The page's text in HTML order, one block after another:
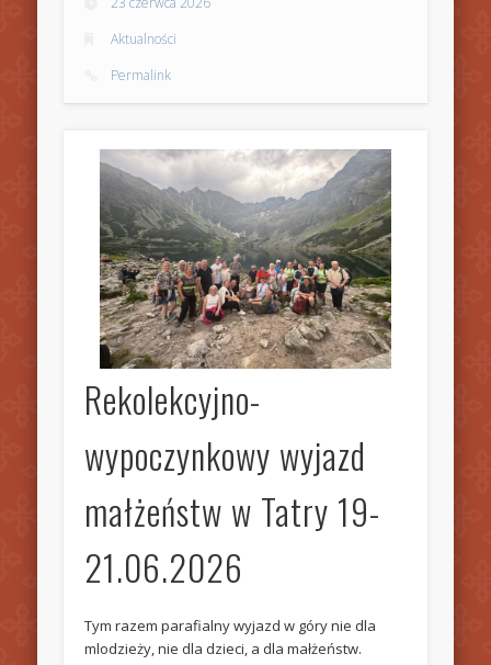
Aktualności
Permalink
Rekolekcyjno-
wypoczynkowy wyjazd
małżeństw w Tatry 19-
21.06.2026
Tym razem parafialny wyjazd w góry nie dla
mlodzieży, nie dla dzieci, a dla małżeństw.